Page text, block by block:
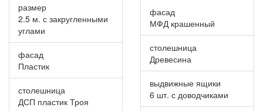
размер
2.5 м. с закругленными
углами
фасад
Пластик
столешница
ДСП пластик Троя
фасад
МФД крашенный
столешница
Древесина
выдвижные ящики
6 шт. с доводчиками